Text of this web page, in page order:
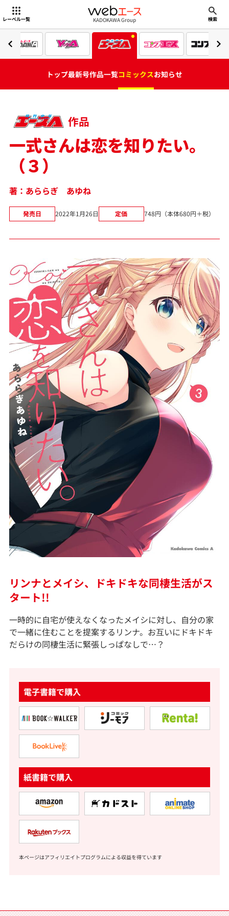
レーベル一覧 webエース
KADOKAWA Group 検索
トップ最新号作品一覧コミックスお知らせ
作品
一式さんは恋を知りたい。
（３）
著：あららぎ あゆね
発売日 2022年1月26日 定価 748円（本体680円＋税）
リンナとメイシ、ドキドキな同棲生活がス
タート!!
一時的に自宅が使えなくなったメイシに対し、自分の家
で一緒に住むことを提案するリンナ。お互いにドキドキ
だらけの同棲生活に緊張しっぱなしで…？
電子書籍で購入
紙書籍で購入
本ページはアフィリエイトプログラムによる収益を得ています